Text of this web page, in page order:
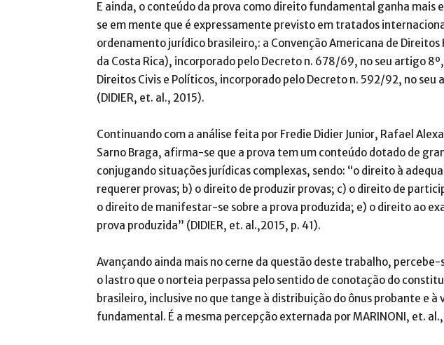
E ainda, o conteúdo da prova como direito fundamental ganha mais
se em mente que é expressamente previsto em tratados
ordenamento jurídico brasileiro,: a Convenção Americana de Direitos
da Costa Rica), incorporado pelo Decreto n. 678/69, no seu artigo
Direitos Civis e Políticos, incorporado pelo Decreto n. 592/92, no seu
(DIDIER, et. al., 2015).
Continuando com a análise feita por Fredie Didier Junior, Rafael
Sarno Braga, afirma-se que a prova tem um conteúdo dotado de
conjugando situações jurídicas complexas, sendo: “o direito à
requerer provas; b) o direito de produzir provas; c) o direito de
o direito de manifestar-se sobre a prova produzida; e) o direito ao
prova produzida” (DIDIER, et. al.,2015, p. 41).
Avançando ainda mais no cerne da questão deste trabalho,
o lastro que o norteia perpassa pelo sentido de conotação do
brasileiro, inclusive no que tange à distribuição do ônus probante e à
fundamental. É a mesma percepção externada por MARINONI, et.